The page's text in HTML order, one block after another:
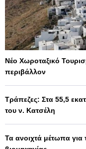
Νέο Χωροταξικό
περιβάλλον
Τράπεζες: Στα 55,5
του ν. Κατσέλη
Τα ανοιχτά μέτωπα για